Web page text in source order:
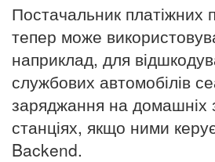
Постачальник платіжних
тепер може
наприклад, для
службових автомобілів
заряджання на домашніх
станціях, якщо ними
Backend.